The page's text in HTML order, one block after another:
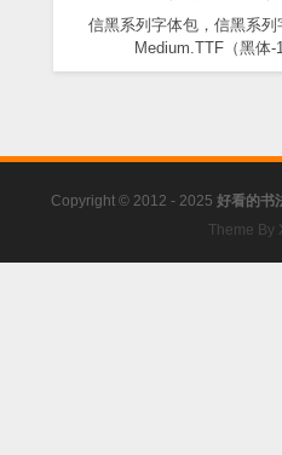
信黑系列字体包，信黑系
Medium.TTF（黑体
Copyright © 2012 - 2025 好看的书
Theme By